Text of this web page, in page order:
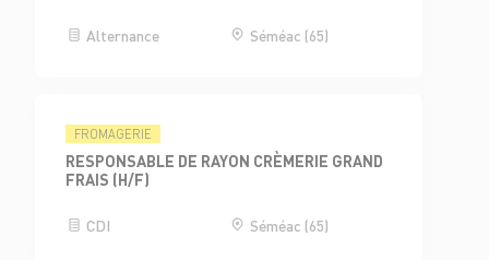
Alternance Séméac (65)
FROMAGERIE
RESPONSABLE DE RAYON CRÈMERIE GRAND
FRAIS (H/F)
CDI Séméac (65)